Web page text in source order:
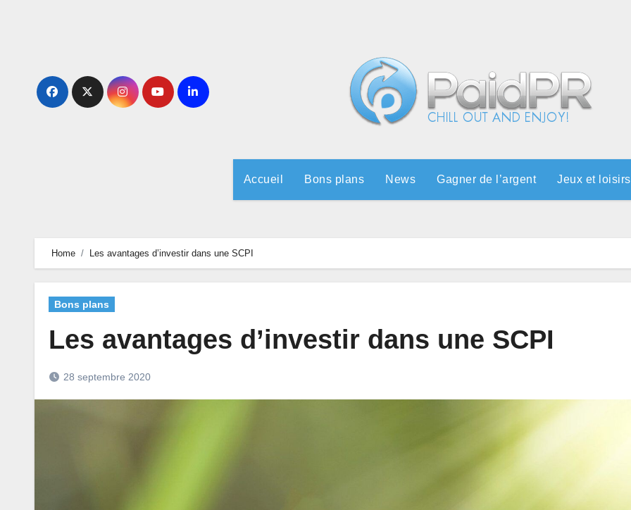
Accueil Bons plans News Gagner de l’argent Jeux et loisirs
Home Les avantages d’investir dans une SCPI
Bons plans
Les avantages d’investir dans une SCPI
28 septembre 2020